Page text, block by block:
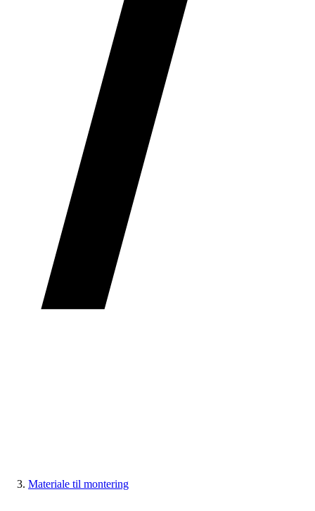
Materiale til montering